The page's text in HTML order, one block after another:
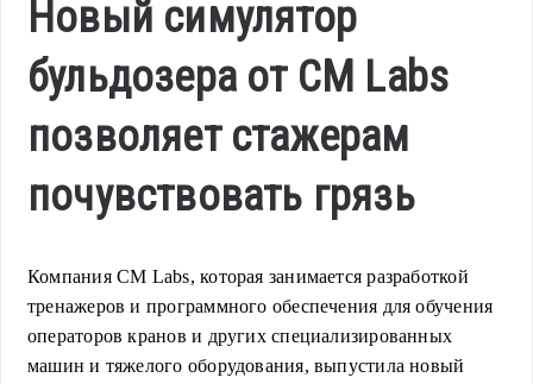
Новый симулятор
бульдозера от CM Labs
позволяет стажерам
почувствовать грязь
Компания CM Labs, которая занимается разработкой
тренажеров и программного обеспечения для обучения
операторов кранов и других специализированных
машин и тяжелого оборудования, выпустила новый